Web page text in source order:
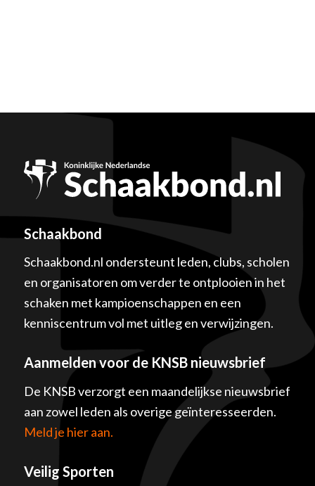
Schaakbond
Schaakbond.nl ondersteunt leden, clubs, scholen
en organisatoren om verder te ontplooien in het
schaken met kampioenschappen en een
kenniscentrum vol met uitleg en verwijzingen.
Aanmelden voor de KNSB nieuwsbrief
De KNSB verzorgt een maandelijkse nieuwsbrief
aan zowel leden als overige geïnteresseerden.
Meld je hier aan.
Veilig Sporten